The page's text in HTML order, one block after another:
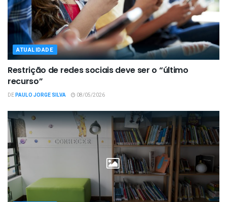
ATUALIDADE
Restrição de redes sociais deve ser o “último
recurso”
DEPAULO JORGE SILVA 08/05/2026